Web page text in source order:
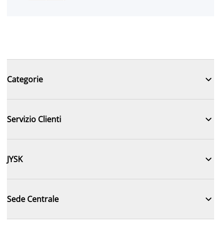
Categorie 
Servizio Clienti 
JYSK 
Sede Centrale 